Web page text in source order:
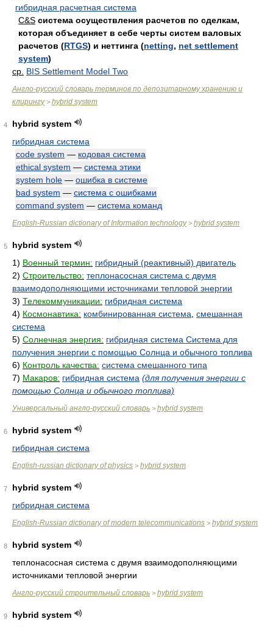
гибридная расчетная система
C&S система осуществления расчетов по сделкам,
которая объединяет в себе черты систем валовых
расчетов (RTGS) и неттинга (netting, net settlement
system)
ср. BIS Settlement Model Two
Англо-русский словарь терминов по депозитарному хранению и
клирингу> hybrid system
4
hybrid system
гибридная система
code system — кодовая система
ethical system — система этики
system hole — ошибка в системе
bad system — система с ошибками
command system — система команд
English-Russian dictionary of Information technology> hybrid system
5
hybrid system
1) Военный термин: гибридный (реактивный) двигатель
2) Строительство: теплонасосная система с двумя
взаимодополняющими источниками тепловой энергии
3) Телекоммуникации: гибридная система
4) Космонавтика: комбинированная система смешанная
система
5) Солнечная энергия: гибридная система Система для
получения энергии с помощью Солнца и обычного топлива
6) Контроль качества: система смешанного типа
7) Макаров: гибридная система (для получения энергии с
помощью Солнца и обычного топлива)
Универсальный англо-русский словарь > hybrid system
6
hybrid system
гибридная система
English-russian dictionary of physics > hybrid system
7
hybrid system
гибридная система
English-Russian dictionary of modern telecommunications > hybrid system
8
hybrid system
теплонасосная система с двумя взаимодополняющими
источниками тепловой энергии
Англо-русский строительный словарь > hybrid system
9
hybrid system